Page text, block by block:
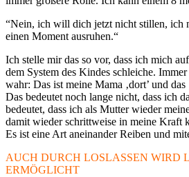
“Nein, ich will dich jetzt nicht stillen, ich
einen Moment ausruhen.“
Ich stelle mir das so vor, dass ich mich
dem System des Kindes schleiche.
wahr: Das ist meine Mama ‚dort’ und das
Das bedeutet noch lange nicht, dass ich
bedeutet, dass ich als Mutter wieder
damit wieder schrittweise in meine Kraft
Es ist eine Art aneinander Reiben und
AUCH DURCH LOSLASSEN WIRD
ERMÖGLICHT